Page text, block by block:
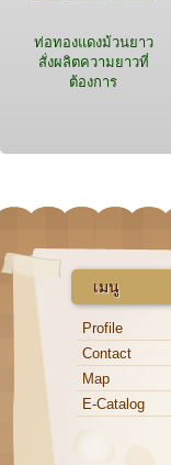
ท่อทองแดงม้วนยาว
สั่งผลิตความยาวที่
ต้องการ
เมนู
Profile
Contact
Map
E-Catalog